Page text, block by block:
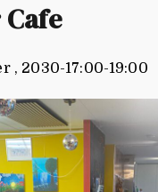
, 2030-17:00-19:00